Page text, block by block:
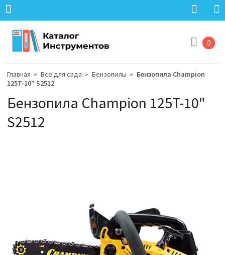
0
Главная > Все для сада > Бензопилы > Бензопила Champion
125T-10" S2512
Бензопила Champion 125T-10"
S2512